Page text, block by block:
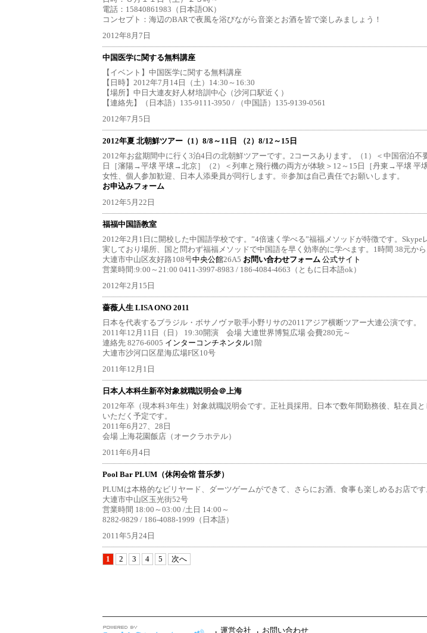
電話：15840861983（日本語OK）
コンセプト：海辺のBARで夜風を浴びながら音楽とお酒を皆で楽しみましょう！
2012年8月7日
中国医学に関する無料講座
【イベント】中国医学に関する無料講座
【日時】2012年7月14日（土）14:30～16:30
【場所】中日大連友好人材培訓中心（沙河口駅近く）
【連絡先】（日本語）135-9111-3950 / （中国語）135-9139-0561
2012年7月5日
2012年夏 北朝鮮ツアー（1）8/8～11日 （2）8/12～15日
2012年お盆期間中に行く3泊4日の北朝鮮ツアーです。2コースあります。（1）＜中国宿泊不
日［瀋陽→平壌 平壌→北京］（2）＜列車と飛行機の両方が体験＞12～15日［丹東→平壌 平
女性、個人参加歓迎、日本人添乗員が同行します。※参加は自己責任でお願いします。
お申込みフォーム
2012年5月22日
福福中国語教室
2012年2月1日に開校した中国語学校です。”4倍速く学べる”福福メソッドが特徴です。Skype
実しており場所、国と問わず福福メソッドで中国語を早く効率的に学べます。1時間 38元から
大連市中山区友好路108号中央公館26A5 お問い合わせフォーム 公式サイト
営業時間:9:00～21:00 0411-3997-8983 / 186-4084-4663（ともに日本語ok）
2012年2月15日
薔薇人生 LISA ONO 2011
日本を代表するブラジル・ボサノヴァ歌手小野リサの2011アジア横断ツアー大連公演です。
2011年12月11日（日） 19:30開演 会場 大連世界博覧広場 会費280元～
連絡先 8276-6005 インターコンチネンタル1階
大連市沙河口区星海広場F区10号
2011年12月1日
日本人本科生新卒対象就職説明会＠上海
2012年卒（現本科3年生）対象就職説明会です。正社員採用。日本で数年間勤務後、駐在員
いただく予定です。
2011年6月27、28日
会場 上海花園飯店（オークラホテル）
2011年6月4日
Pool Bar PLUM（休闲会馆 普乐梦）
PLUMは本格的なビリヤード、ダーツゲームができて、さらにお酒、食事も楽しめるお店です
大連市中山区玉光街52号
営業時間 18:00～03:00 /土日 14:00～
8282-9829 / 186-4088-1999（日本語）
2011年5月24日
1 2 3 4 5 次へ
運営会社 お問い合わせ